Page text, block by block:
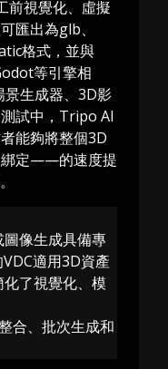
視覺化、虛擬
匯出為glb、
格式，並與
等引擎相
生成器、3D影
試中，Tripo AI
能夠將整個3D
定——的速度提
像生成具備專
適用3D資產
了視覺化、模
合、批次生成和